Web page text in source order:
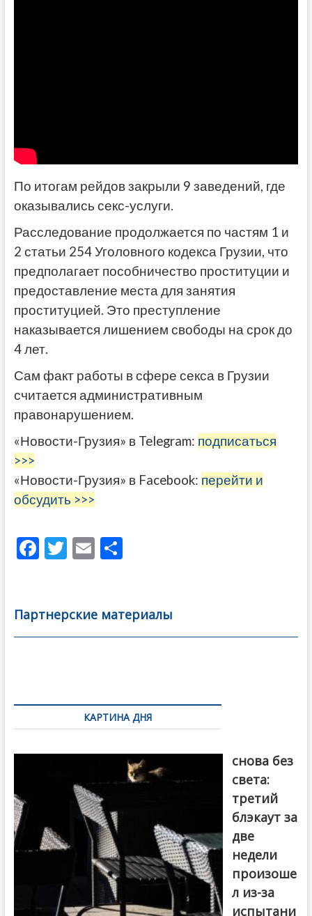
По итогам рейдов закрыли 9 заведений, где
оказывались секс-услуги.
Расследование продолжается по частям 1 и
2 статьи 254 Уголовного кодекса Грузии, что
предполагает пособничество проституции и
предоставление места для занятия
проституцией. Это преступление
наказывается лишением свободы на срок до
4 лет.
Сам факт работы в сфере секса в Грузии
считается административным
правонарушением.
«Новости-Грузия» в Telegram: подписаться
>>>
«Новости-Грузия» в Facebook: перейти и
обсудить >>>
F
b
o
T
er
E
l
О
а
в
Партнерские материалы
по
записямКАРТИНА ДНЯ
снова без
света:
третий
блэкаут за
две
недели
произоше
л из-за
испытани